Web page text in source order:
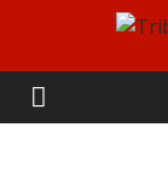
content
da